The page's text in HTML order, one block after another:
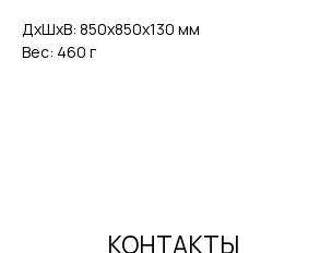
ДxШxВ: 850x850x130 мм
Вес: 460 г